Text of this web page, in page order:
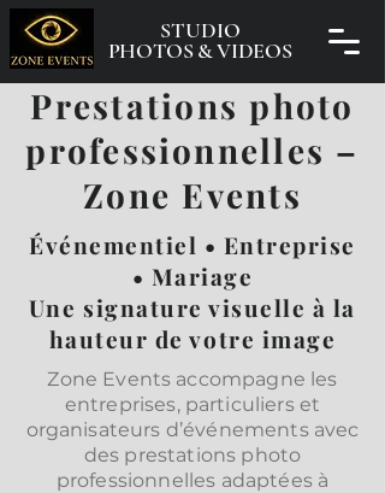
STUDIO
PHOTOS & VIDEOS
Prestations photo
professionnelles –
Zone Events
Événementiel • Entreprise
• Mariage
Une signature visuelle à la
hauteur de votre image
Zone Events accompagne les
entreprises, particuliers et
organisateurs d’événements avec
des prestations photo
professionnelles adaptées à